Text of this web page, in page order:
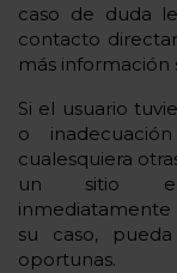
caso de duda
contacto
más información
Si el usuario
o
cualesquiera
un sitio
inmediatamente
su caso,
oportunas.